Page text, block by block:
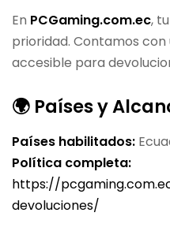
En PCGaming.com.ec,
prioridad. Contamos
accesible para
🌍 Países y
Países habilitados:
Política completa:
https://
devoluciones/